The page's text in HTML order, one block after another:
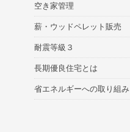
空き家管理
薪・ウッドペレット販売
耐震等級３
長期優良住宅とは
省エネルギーへの取り組み